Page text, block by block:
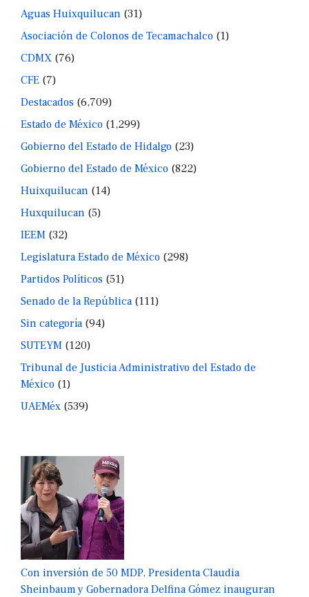
Aguas Huixquilucan (31)
Asociación de Colonos de Tecamachalco (1)
CDMX (76)
CFE (7)
Destacados (6,709)
Estado de México (1,299)
Gobierno del Estado de Hidalgo (23)
Gobierno del Estado de México (822)
Huixquilucan (14)
Huxquilucan (5)
IEEM (32)
Legislatura Estado de México (298)
Partidos Políticos (51)
Senado de la República(111)
Sin categoría(94)
SUTEYM (120)
Tribunal de Justicia Administrativo del Estado de
México (1)
UAEMéx (539)
Con inversión de 50 MDP, Presidenta Claudia
Sheinbaum y Gobernadora Delfina Gómez inauguran